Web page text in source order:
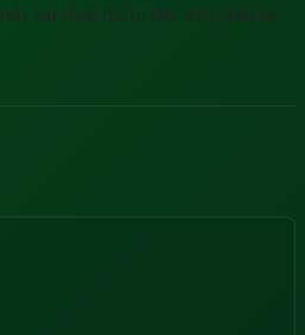
tại thời điểm đó. Vậy đâu là